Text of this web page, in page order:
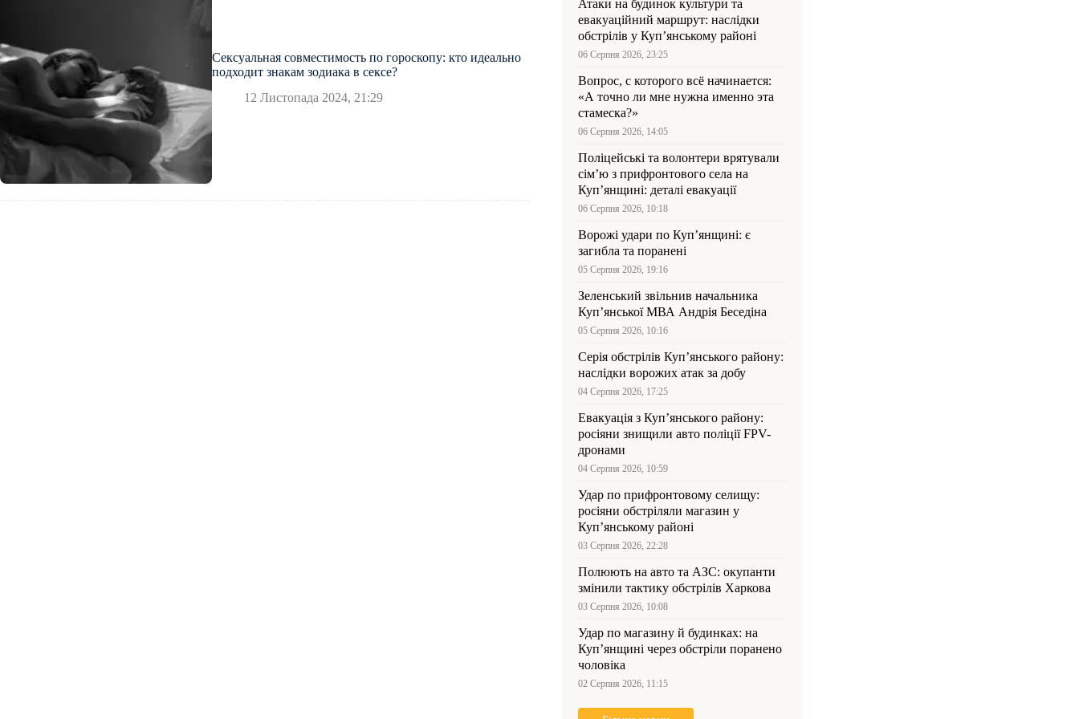
Сексуальная совместимость по гороскопу: кто идеально
подходит знакам зодиака в сексе?
12 Листопада 2024, 21:29
Атаки на будинок культури та
евакуаційний маршрут: наслідки
обстрілів у Куп’янському районі
06 Серпня 2026, 23:25
Вопрос, с которого всё начинается:
«А точно ли мне нужна именно эта
стамеска?»
06 Серпня 2026, 14:05
Поліцейські та волонтери врятували
сім’ю з прифронтового села на
Куп’янщині: деталі евакуації
06 Серпня 2026, 10:18
Ворожі удари по Куп’янщині: є
загибла та поранені
05 Серпня 2026, 19:16
Зеленський звільнив начальника
Купʼянської МВА Андрія Беседіна
05 Серпня 2026, 10:16
Серія обстрілів Куп’янського району:
наслідки ворожих атак за добу
04 Серпня 2026, 17:25
Евакуація з Куп’янського району:
росіяни знищили авто поліції FPV-
дронами
04 Серпня 2026, 10:59
Удар по прифронтовому селищу:
росіяни обстріляли магазин у
Куп’янському районі
03 Серпня 2026, 22:28
Полюють на авто та АЗС: окупанти
змінили тактику обстрілів Харкова
03 Серпня 2026, 10:08
Удар по магазину й будинках: на
Куп’янщині через обстріли поранено
чоловіка
02 Серпня 2026, 11:15